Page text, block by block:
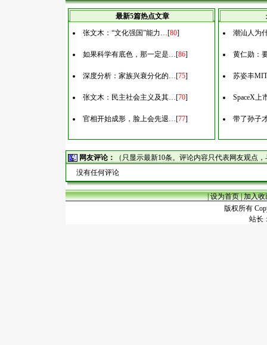
最新5篇热点文章
张文木：“文化强国”能力…[80]
如果科学有底色，那一定是…[86]
深度分析：家族兴衰分化的…[75]
张文木：民主社会主义及其…[70]
官相开始成形，脸上会先退…[77]
潮汕人为
黄仁勋：
苏姿丰
SpaceX
带了孙子
网友评论：
（只显示最新10条。评论内容只代表网友观点
没有任何评论
|设为首页|加入收
版权所有
站长